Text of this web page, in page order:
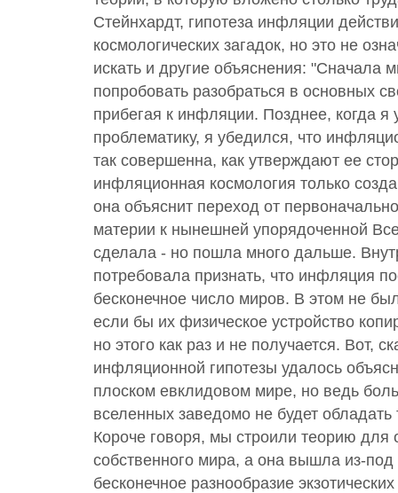
Стейнхардт, гипотеза инфляции
космологических загадок, но это не
искать и другие объяснения: "Сначала
попробовать разобраться в основных
прибегая к инфляции. Позднее, когда я
проблематику, я убедился, что
так совершенна, как утверждают ее
инфляционная космология только
она объяснит переход от
материи к нынешней упорядоченной
сделала - но пошла много дальше.
потребовала признать, что инфляция
бесконечное число миров. В этом не
если бы их физическое устройство
но этого как раз и не получается. Вот,
инфляционной гипотезы удалось
плоском евклидовом мире, но ведь
вселенных заведомо не будет обладать
Короче говоря, мы строили теорию для
собственного мира, а она вышла из-
бесконечное разнообразие